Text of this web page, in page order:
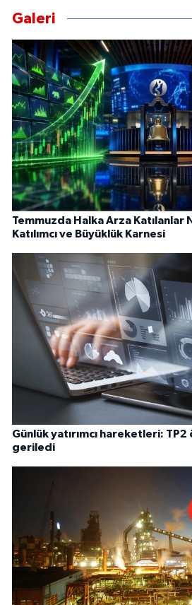
Galeri
Temmuzda Halka Arza Katılanlar
Katılımcı ve Büyüklük Karnesi
Günlük yatırımcı hareketleri: TP2
geriledi